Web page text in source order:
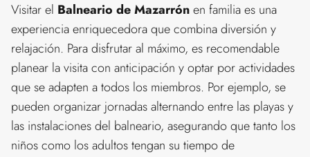
Visitar el Balneario de Mazarrónen familia es una
experiencia enriquecedora que combina diversión y
relajación. Para disfrutar al máximo, es recomendable
planear la visita con anticipación y optar por actividades
que se adapten a todos los miembros. Por ejemplo, se
pueden organizar jornadas alternando entre las playas y
las instalaciones del balneario, asegurando que tanto los
niños como los adultos tengan su tiempo de